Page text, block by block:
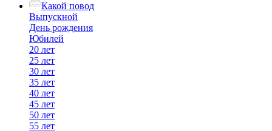
Какой повод
Выпускной
День рождения
Юбилей
20 лет
25 лет
30 лет
35 лет
40 лет
45 лет
50 лет
55 лет